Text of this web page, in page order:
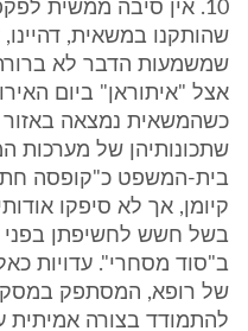
10. אין סיבה ממשית
שהותקנו במשאית,
שמשמעות הדבר לא
אצל "איתוראן" ביום
כשהמשאית נמצאה באזור
שתכונותיהן של מערכות
בית-המשפט כ"קופסה
קיומן, אך לא סיפקו
בשל חשש לחשיפתן בפני
ב"סוד מסחרי". עדויות
של רופא, המסתפק
להתמודד בצורה אמיתית